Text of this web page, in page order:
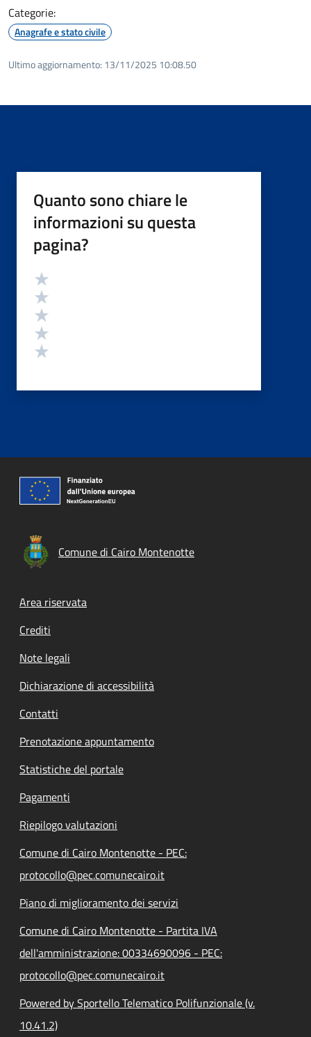
Categorie:
Anagrafe e stato civile
Ultimo aggiornamento: 13/11/2025 10:08.50
Quanto sono chiare le
informazioni su questa
pagina?
Valutazione
Comune di Cairo Montenotte
Footer menu
Area riservata
Crediti
Note legali
Dichiarazione di accessibilità
Contatti
Prenotazione appuntamento
Statistiche del portale
Pagamenti
Riepilogo valutazioni
Comune di Cairo Montenotte - PEC:
protocollo@pec.comunecairo.it
Piano di miglioramento dei servizi
Comune di Cairo Montenotte - Partita IVA
dell'amministrazione: 00334690096 - PEC:
protocollo@pec.comunecairo.it
Powered by Sportello Telematico Polifunzionale (v.
10.41.2)